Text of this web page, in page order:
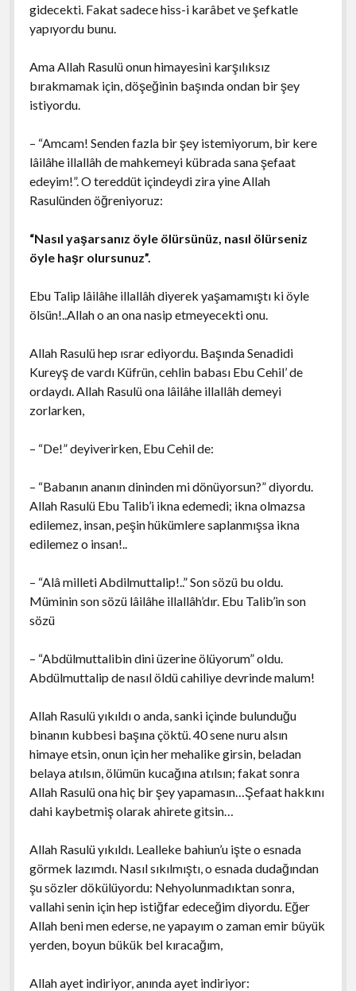
gidecekti. Fakat sadece hiss-i karâbet ve şefkatle
yapıyordu bunu.
Ama Allah Rasulü onun himayesini karşılıksız
bırakmamak için, döşeğinin başında ondan bir şey
istiyordu.
– “Amcam! Senden fazla bir şey istemiyorum, bir kere
lâilâhe illallâh de mahkemeyi kübrada sana şefaat
edeyim!”. O tereddüt içindeydi zira yine Allah
Rasulünden öğreniyoruz:
“Nasıl yaşarsanız öyle ölürsünüz, nasıl ölürseniz
öyle haşr olursunuz”.
Ebu Talip lâilâhe illallâh diyerek yaşamamıştı ki öyle
ölsün!..Allah o an ona nasip etmeyecekti onu.
Allah Rasulü hep ısrar ediyordu. Başında Senadidi
Kureyş de vardı Küfrün, cehlin babası Ebu Cehil’ de
ordaydı. Allah Rasulü ona lâilâhe illallâh demeyi
zorlarken,
– “De!” deyiverirken, Ebu Cehil de:
– “Babanın ananın dininden mi dönüyorsun?” diyordu.
Allah Rasulü Ebu Talib’i ikna edemedi; ikna olmazsa
edilemez, insan, peşin hükümlere saplanmışsa ikna
edilemez o insan!..
– “Alâ milleti Abdilmuttalip!..” Son sözü bu oldu.
Müminin son sözü lâilâhe illallâh’dır. Ebu Talib’in son
sözü
– “Abdülmuttalibin dini üzerine ölüyorum” oldu.
Abdülmuttalip de nasıl öldü cahiliye devrinde malum!
Allah Rasulü yıkıldı o anda, sanki içinde bulunduğu
binanın kubbesi başına çöktü. 40 sene nuru alsın
himaye etsin, onun için her mehalike girsin, beladan
belaya atılsın, ölümün kucağına atılsın; fakat sonra
Allah Rasulü ona hiç bir şey yapamasın…Şefaat hakkını
dahi kaybetmiş olarak ahirete gitsin…
Allah Rasulü yıkıldı. Lealleke bahiun’u işte o esnada
görmek lazımdı. Nasıl sıkılmıştı, o esnada dudağından
şu sözler dökülüyordu: Nehyolunmadıktan sonra,
vallahi senin için hep istiğfar edeceğim diyordu. Eğer
Allah beni men ederse, ne yapayım o zaman emir büyük
yerden, boyun bükük bel kıracağım,
Allah ayet indiriyor, anında ayet indiriyor: